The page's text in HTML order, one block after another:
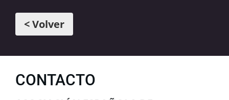
< Volver
CONTACTO